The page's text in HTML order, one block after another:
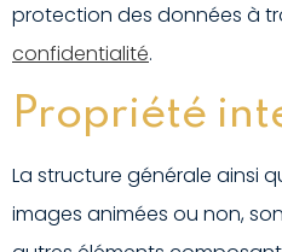
protection des données à
confidentialité.
Propriété
La structure générale ainsi
images animées ou non,